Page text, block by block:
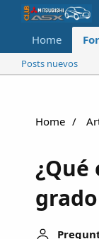
Home
Posts nuevos
Home
¿Qué